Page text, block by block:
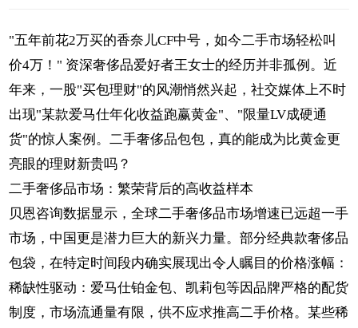
"五年前花2万买的香奈儿CF中号，如今二手市场轻松叫
价4万！" 资深奢侈品爱好者王女士的经历并非孤例。近
年来，一股"买包理财"的风潮悄然兴起，社交媒体上不时
出现"某款爱马仕年化收益跑赢黄金"、"限量LV成硬通
货"的惊人案例。二手奢侈品包包，真的能成为比黄金更
亮眼的理财新贵吗？
二手奢侈品市场：繁荣背后的高收益样本
贝恩咨询数据显示，全球二手奢侈品市场增速已远超一手
市场，中国更是潜力巨大的新兴力量。部分经典款奢侈品
包袋，在特定时间段内确实展现出令人瞩目的价格涨幅：
稀缺性驱动：爱马仕铂金包、凯莉包等因品牌严格的配货
制度，市场流通量有限，供不应求推高二手价格。某些稀